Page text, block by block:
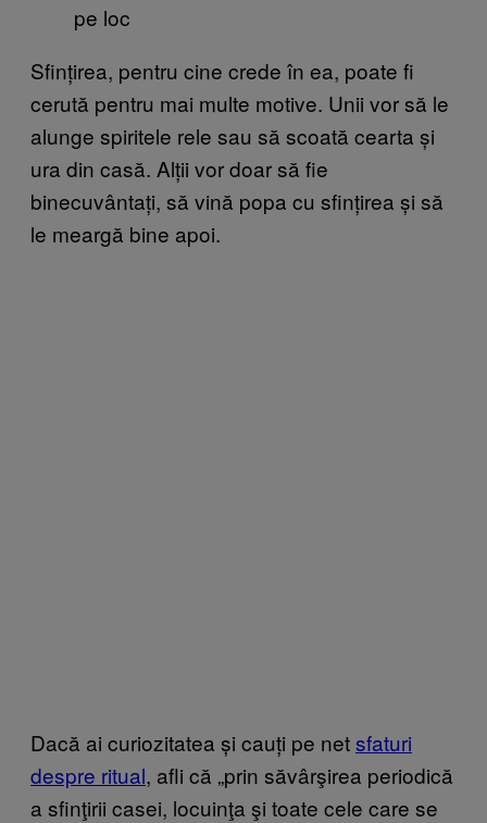
pe loc
Sfințirea, pentru cine crede în ea, poate fi
cerută pentru mai multe motive. Unii vor să le
alunge spiritele rele sau să scoată cearta și
ura din casă. Alții vor doar să fie
binecuvântați, să vină popa cu sfințirea și să
le meargă bine apoi.
Dacă ai curiozitatea și cauți pe netsfaturi
despre ritual, afli că „prin săvârşirea periodică
a sfinţirii casei, locuinţa şi toate cele care se